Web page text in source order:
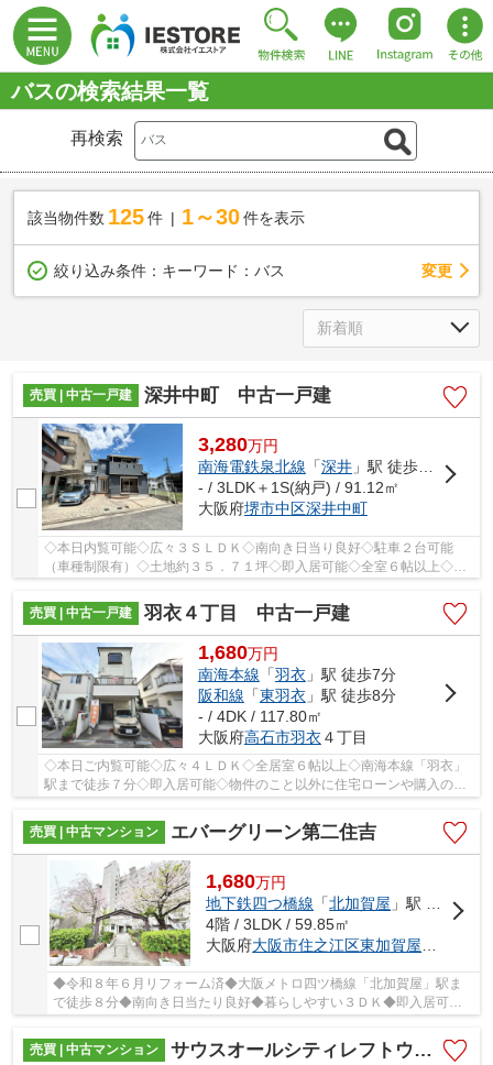
バスの検索結果一覧
再検索
該当物件数 125件 1～30 件を表示
絞り込み条件： キーワード：バス 変更
売買 | 中古一戸建 深井中町 中古一戸建
3,280万円
南海電鉄泉北線 「深井」駅 徒歩18分
- / 3LDK＋1S(納戸) / 91.12㎡
大阪府堺市中区深井中町
◇本日内覧可能◇広々３ＳＬＤＫ◇南向き日当り良好◇駐車２台可能
（車種制限有）◇土地約３５．７１坪◇即入居可能◇全室６帖以上◇全
売買 | 中古一戸建
羽衣４丁目 中古一戸建
1,680万円
南海本線 「羽衣」駅 徒歩7分
阪和線 「東羽衣」駅 徒歩8分
- / 4DK / 117.80㎡
大阪府高石市羽衣４丁目
◇本日ご内覧可能◇広々４ＬＤＫ◇全居室６帖以上◇南海本線「羽衣」
駅まで徒歩７分◇即入居可能◇物件のこと以外に住宅ローンや購入のイ
売買 | 中古マンション
エバーグリーン第二住吉
1,680万円
地下鉄四つ橋線 「北加賀屋 」駅 徒歩8分
4階 / 3LDK / 59.85㎡
大阪府大阪市住之江区東加賀屋
◆令和８年６月リフォーム済◆大阪メトロ四ツ橋線「北加賀屋」駅ま
で徒歩８分◆南向き日当たり良好◆暮らしやすい３ＤＫ◆即入居可能
売買 | 中古マンション
サウスオールシティレフトウイング